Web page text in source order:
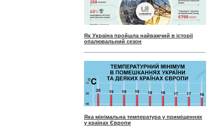
Як Україна пройшла найважчий в історії
опалювальний сезон
Яка мінімальна температура у приміщеннях
у країнах Європи